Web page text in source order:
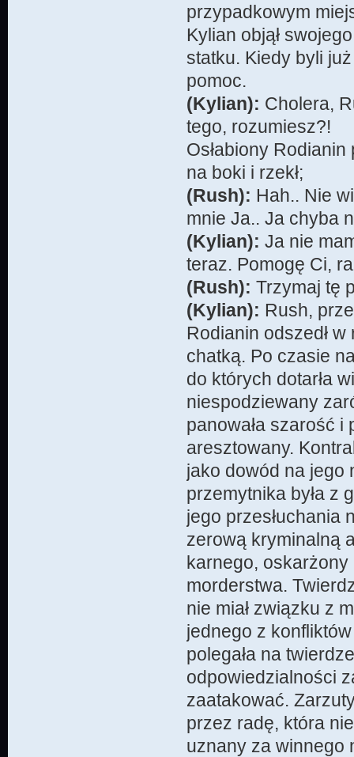
przypadkowym
Kylian objął
statku. Kiedy byli
pomoc.
(Kylian): Cholera,
tego, rozumiesz?!
Osłabiony Rodianin
na boki i rzekł;
(Rush): Hah.. Nie
mnie Ja.. Ja chyba
(Kylian): Ja nie
teraz. Pomogę Ci,
(Rush): Trzymaj tę
(Kylian): Rush,
Rodianin odszedł
chatką. Po czasie
do których dotarła
niespodziewany
panowała szarość i
aresztowany.
jako dowód na jego
przemytnika była z
jego przesłuchania
zerową kryminalną
karnego, oskarżony
morderstwa.
nie miał związku z
jednego z
polegała na
odpowiedzialności
zaatakować.
przez radę, która
uznany za winnego